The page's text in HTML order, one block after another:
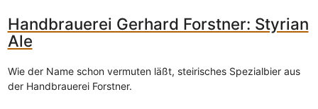
Handbrauerei Gerhard Forstner: Styrian
Ale
Wie der Name schon vermuten läßt, steirisches Spezialbier aus
der Handbrauerei Forstner.